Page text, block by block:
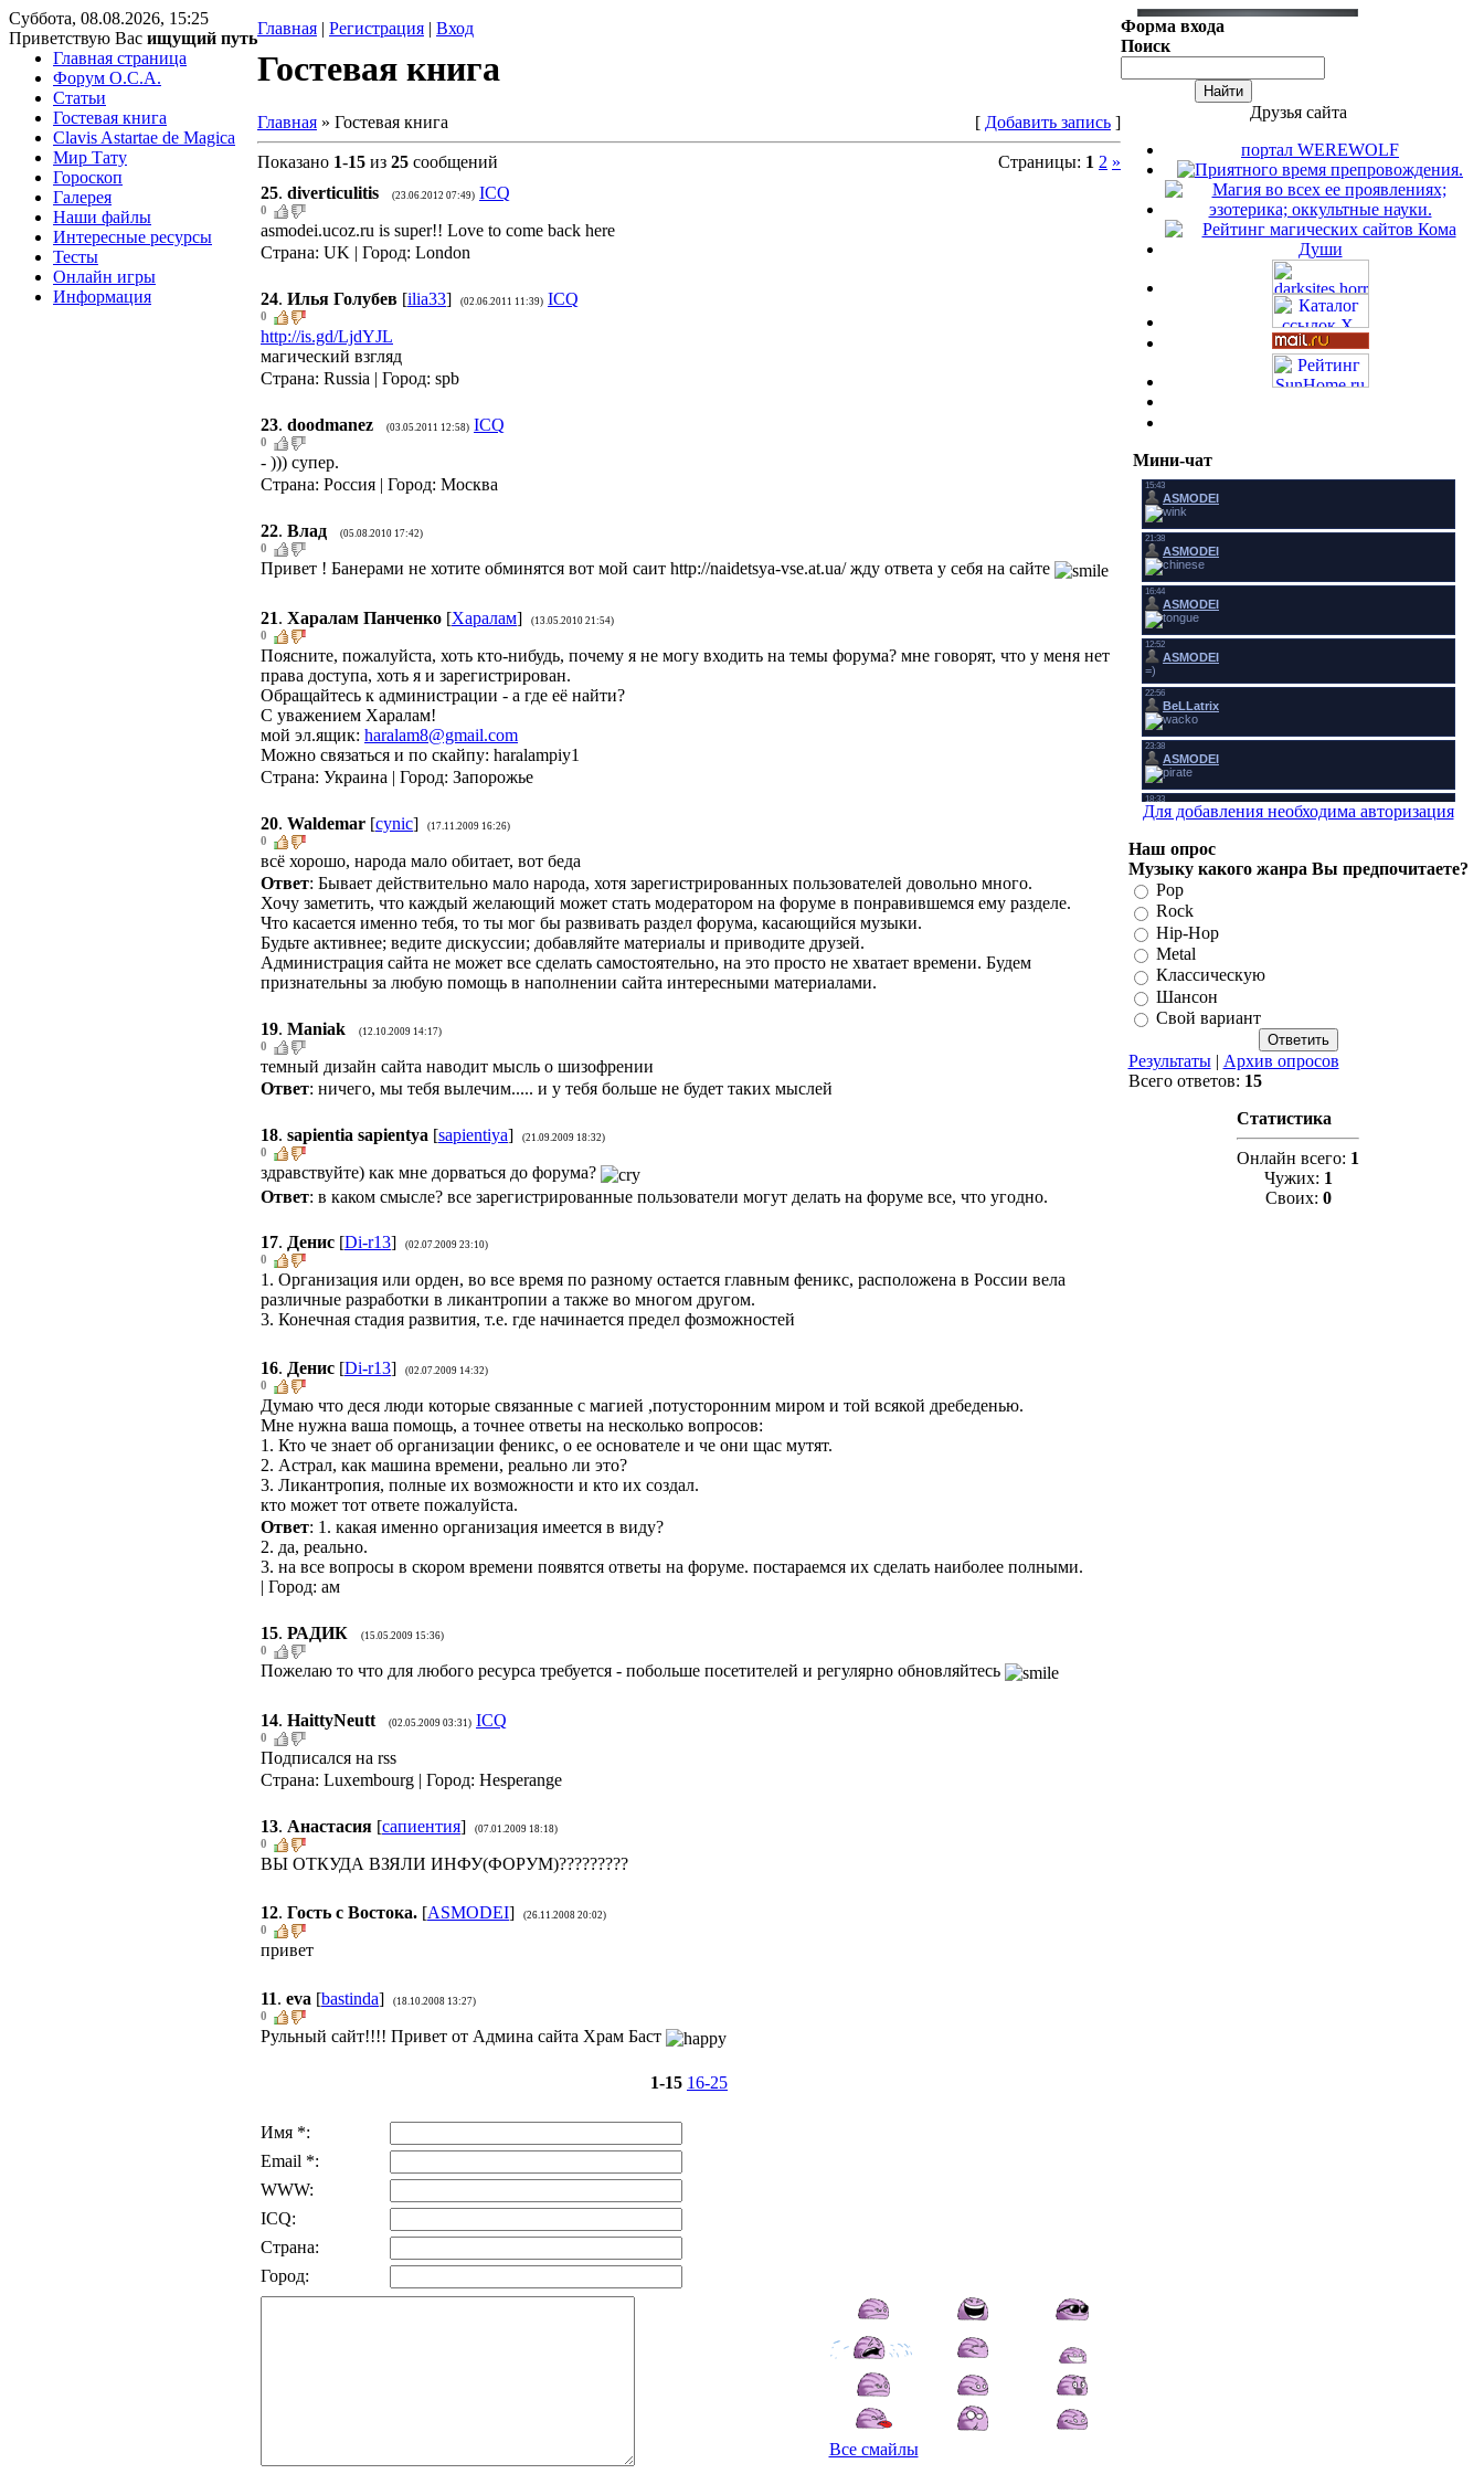
Суббота, 08.08.2026, 15:25
Приветствую Вас ищущий путь
Главная | Регистрация | Вход
Главная страница
Форум O.C.A.
Статьи
Гостевая книга
Clavis Astartae de Magica
Мир Тату
Гороскоп
Галерея
Наши файлы
Интересные ресурсы
Тесты
Онлайн игры
Информация
Гостевая книга
Главная » Гостевая книга [ Добавить запись ]
Страницы: 1 2 »
Показано 1-15 из 25 сообщений
25. diverticulitis (23.06.2012 07:49) ICQ
0
asmodei.ucoz.ru is super!! Love to come back here
Страна: UK | Город: London
24. Илья Голубев [ilia33] (02.06.2011 11:39) ICQ
0
http://is.gd/LjdYJL
магический взгляд
Страна: Russia | Город: spb
23. doodmanez (03.05.2011 12:58) ICQ
0
- ))) супер.
Страна: Россия | Город: Москва
22. Влад (05.08.2010 17:42)
0
Привет ! Банерами не хотите обминятся вот мой саит http://naidetsya-vse.at.ua/ жду ответа у себя на сайте
21. Харалам Панченко [Харалам] (13.05.2010 21:54)
0
Поясните, пожалуйста, хоть кто-нибудь, почему я не могу входить на темы форума? мне говорят, что у меня нет
права доступа, хоть я и зарегистрирован.
Обращайтесь к администрации - а где её найти?
С уважением Харалам!
мой эл.ящик: haralam8@gmail.com
Можно связаться и по скайпу: haralampiy1
Страна: Украина | Город: Запорожье
20. Waldemar [cynic] (17.11.2009 16:26)
0
всё хорошо, народа мало обитает, вот беда
Ответ: Бывает действительно мало народа, хотя зарегистрированных пользователей довольно много.
Хочу заметить, что каждый желающий может стать модератором на форуме в понравившемся ему разделе.
Что касается именно тебя, то ты мог бы развивать раздел форума, касающийся музыки.
Будьте активнее; ведите дискуссии; добавляйте материалы и приводите друзей.
Администрация сайта не может все сделать самостоятельно, на это просто не хватает времени. Будем
признательны за любую помощь в наполнении сайта интересными материалами.
19. Maniak (12.10.2009 14:17)
0
темный дизайн сайта наводит мысль о шизофрении
Ответ: ничего, мы тебя вылечим..... и у тебя больше не будет таких мыслей
18. sapientia sapientya [sapientiya] (21.09.2009 18:32)
0
здравствуйте) как мне дорваться до форума?
Ответ: в каком смысле? все зарегистрированные пользователи могут делать на форуме все, что угодно.
17. Денис [Di-r13] (02.07.2009 23:10)
0
1. Организация или орден, во все время по разному остается главным феникс, расположена в России вела
различные разработки в ликантропии а также во многом другом.
3. Конечная стадия развития, т.е. где начинается предел фозможностей
16. Денис [Di-r13] (02.07.2009 14:32)
0
Думаю что деся люди которые связанные с магией ,потусторонним миром и той всякой дребеденью.
Мне нужна ваша помощь, а точнее ответы на несколько вопросов:
1. Кто че знает об организации феникс, о ее основателе и че они щас мутят.
2. Астрал, как машина времени, реально ли это?
3. Ликантропия, полные их возможности и кто их создал.
кто может тот ответе пожалуйста.
Ответ: 1. какая именно организация имеется в виду?
2. да, реально.
3. на все вопросы в скором времени появятся ответы на форуме. постараемся их сделать наиболее полными.
| Город: ам
15. РАДИК (15.05.2009 15:36)
0
Пожелаю то что для любого ресурса требуется - побольше посетителей и регулярно обновляйтесь
14. HaittyNeutt (02.05.2009 03:31) ICQ
0
Подписался на rss
Страна: Luxembourg | Город: Hesperange
13. Анастасия [сапиентия] (07.01.2009 18:18)
0
ВЫ ОТКУДА ВЗЯЛИ ИНФУ(ФОРУМ)?????????
12. Гость с Востока. [ASMODEI] (26.11.2008 20:02)
0
привет
11. eva [bastinda] (18.10.2008 13:27)
0
Рульный сайт!!!! Привет от Админа сайта Храм Баст
1-15 16-25
Имя *:
Email *:
WWW:
ICQ:
Страна:
Город:
Все смайлы
Форма входа
Поиск
Друзья сайта
портал WEREWOLF
Мини-чат
Для добавления необходима авторизация
Наш опрос
Музыку какого жанра Вы предпочитаете?
Pop
Rock
Hip-Hop
Metal
Классическую
Шансон
Свой вариант
Результаты| Архив опросов
Всего ответов: 15
Статистика
Онлайн всего: 1
Чужих: 1
Своих: 0